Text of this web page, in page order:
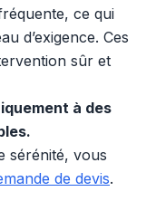
ce qui
d’exigence. Ces
sûr et
à des
sérénité, vous
de devis.